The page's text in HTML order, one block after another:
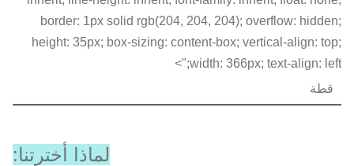
border: 1px solid rgb(204, 204, 204); overflow: hidden;
height: 35px; box-sizing: content-box; vertical-align: top;
width: 366px; text-align: left;">
قطة
لماذا أخترتنا: